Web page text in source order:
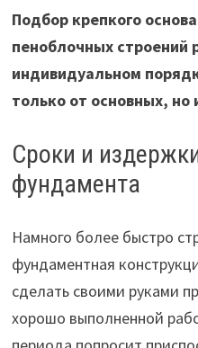
Подбор крепкого
пеноблочных строений
индивидуальном
только от основных,
Сроки и
фундамента
Намного более быстро
фундаментная
сделать своими руками
хорошо выполненной